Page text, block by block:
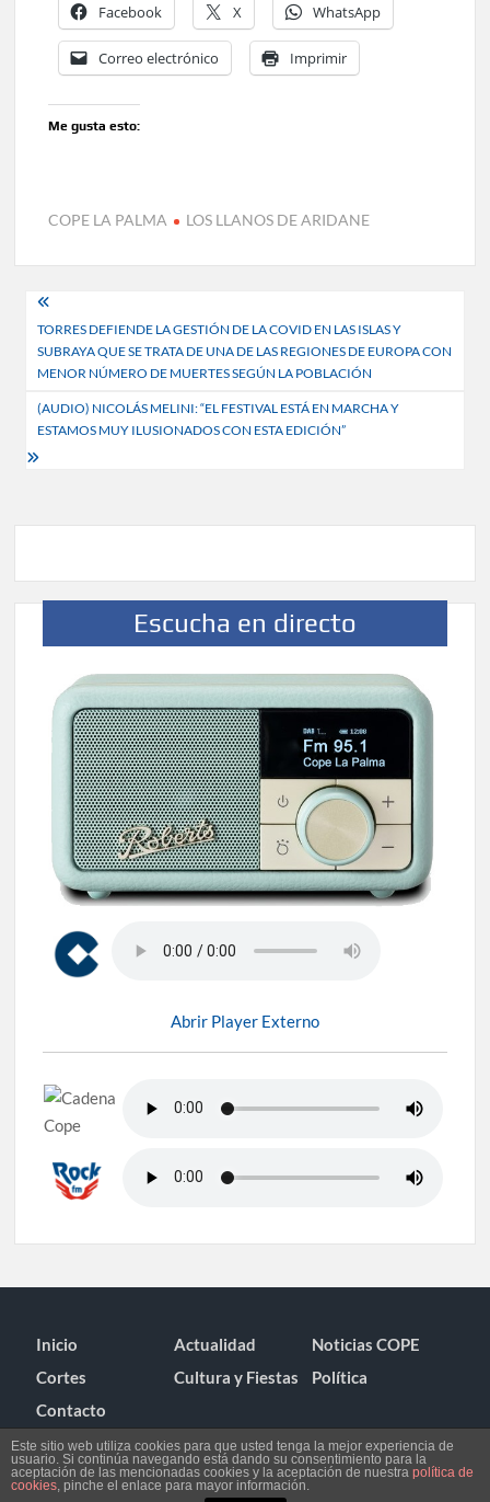
Facebook X WhatsApp
Correo electrónico Imprimir
Me gusta esto:
COPE LA PALMA LOS LLANOS DE ARIDANE
Navegación
de
entradas
TORRES DEFIENDE LA GESTIÓN DE LA COVID EN LAS ISLAS Y
SUBRAYA QUE SE TRATA DE UNA DE LAS REGIONES DE EUROPA CON
MENOR NÚMERO DE MUERTES SEGÚN LA POBLACIÓN
(AUDIO) NICOLÁS MELINI: “EL FESTIVAL ESTÁ EN MARCHA Y
ESTAMOS MUY ILUSIONADOS CON ESTA EDICIÓN”
Escucha en directo
Abrir Player Externo
Inicio Actualidad
Noticias COPE
Cortes
Cultura y Fiestas
Política
Contacto
Este sitio web utiliza cookies para que usted tenga la mejor experiencia de
usuario. Si continúa navegando está dando su consentimiento para la
aceptación de las mencionadas cookies y la aceptación de nuestra política de
cookies, pinche el enlace para mayor información.